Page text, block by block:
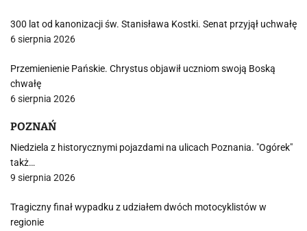
300 lat od kanonizacji św. Stanisława Kostki. Senat przyjął uchwałę
6 sierpnia 2026
Przemienienie Pańskie. Chrystus objawił uczniom swoją Boską
chwałę
6 sierpnia 2026
POZNAŃ
Niedziela z historycznymi pojazdami na ulicach Poznania. "Ogórek"
takż…
9 sierpnia 2026
Tragiczny finał wypadku z udziałem dwóch motocyklistów w
regionie